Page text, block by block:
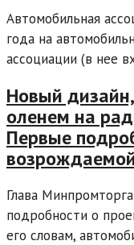
Автомобильная
года на
ассоциации (в нее
Новый
оленем на
Первые
Глава
подробности о
его словам,